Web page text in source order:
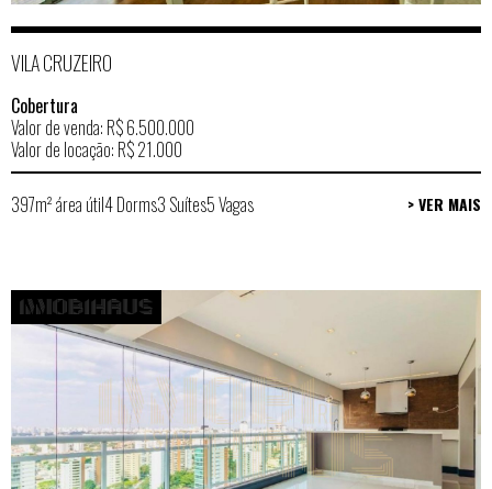
VILA CRUZEIRO
Cobertura
Valor de venda: R$ 6.500.000
Valor de locação: R$ 21.000
397m² área útil4 Dorms3 Suítes5 Vagas > VER MAIS